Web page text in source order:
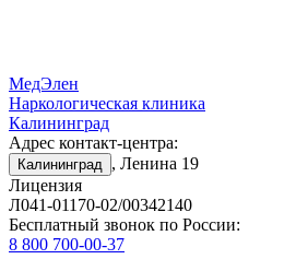
МедЭлен
Наркологическая клиника
Калининград
Адрес контакт-центра:
Калининград , Ленина 19
Лицензия
Л041-01170-02/00342140
Бесплатный звонок по России:
8 800 700-00-37